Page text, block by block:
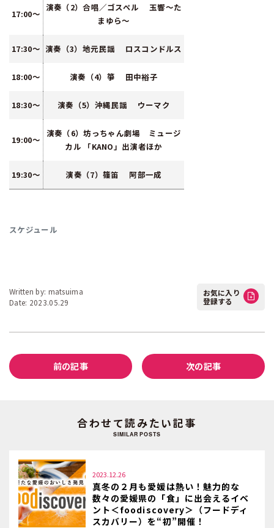
スケジュール
17:00～
演奏（2）合唱／ゴスペル 玉響～た
まゆら～
17:30～ 演奏（3）地元民謡 ロスコンドルス
18:00～ 演奏（4）箏 田中裕子
18:30～ 演奏（5）沖縄民謡 ウーマク
19:00～
演奏（6）坊っちゃん劇場 ミュージ
カル 「KANO」出演者ほか
19:30～ 演奏（7）篠笛 阿部一成
Written by: matsuima
Date: 2023.05.29
お気に入り
登録する
前の記事 次の記事
合わせて読みたい記事
SIMILAR POSTS
2023.12.26
真冬の２月も愛媛は熱い！魅力的な
数々の愛媛県の「食」に出会えるイベ
ント＜foodiscovery＞（フードディ
スカバリー）を“初”開催！